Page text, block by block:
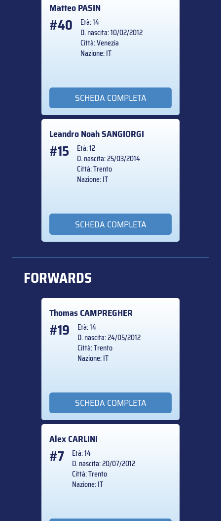
MatteoPASIN
#40
Età: 14
D. nascita: 10/02/2012
Città: Venezia
Nazione: IT
SCHEDA COMPLETA
Leandro NoahSANGIORGI
#15
Età: 12
D. nascita: 25/03/2014
Città: Trento
Nazione: IT
SCHEDA COMPLETA
FORWARDS
ThomasCAMPREGHER
#19
Età: 14
D. nascita: 24/05/2012
Città: Trento
Nazione: IT
SCHEDA COMPLETA
AlexCARLINI
#7
Età: 14
D. nascita: 20/07/2012
Città: Trento
Nazione: IT